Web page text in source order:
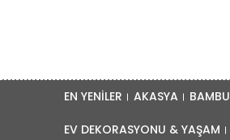
EN YENİLER AKASYA BAMBU
EV DEKORASYONU & YAŞAM